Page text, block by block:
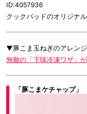
ID:4057936
クックパッドのオリジナ
▼豚こま玉ねぎのアレン
無敵の「下味冷凍ワザ」
「豚こまケチャップ」